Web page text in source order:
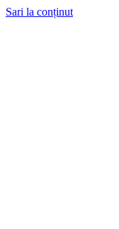
Sari la conținut